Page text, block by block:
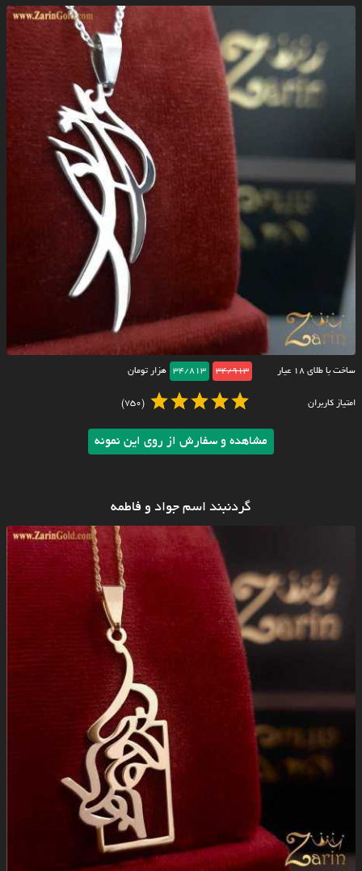
ساخت با طلای ۱۸ عیار 34/913
34/813 هزار تومان
امتیاز کاربران (750)
مشاهده و سفارش از روی این نمونه
گردنبند اسم جواد و فاطمه